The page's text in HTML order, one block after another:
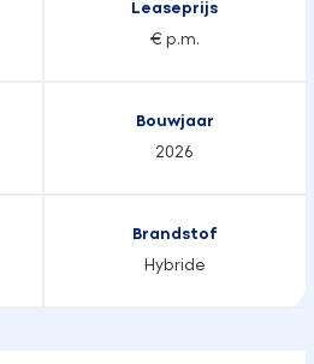
Leaseprijs
€ p.m.
Bouwjaar
2026
Brandstof
Hybride